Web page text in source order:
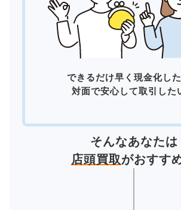
できるだけ早く現金化した
対面で安心して取引した
そんなあなたは
店頭買取がおすす